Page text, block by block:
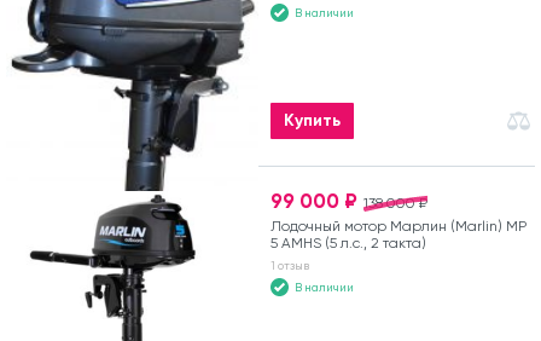
В наличии
Купить
138 000 ₽
99 000 ₽
Лодочный мотор Марлин (Marlin) MP
5 AMHS (5 л.с., 2 такта)
1 отзыв
В наличии